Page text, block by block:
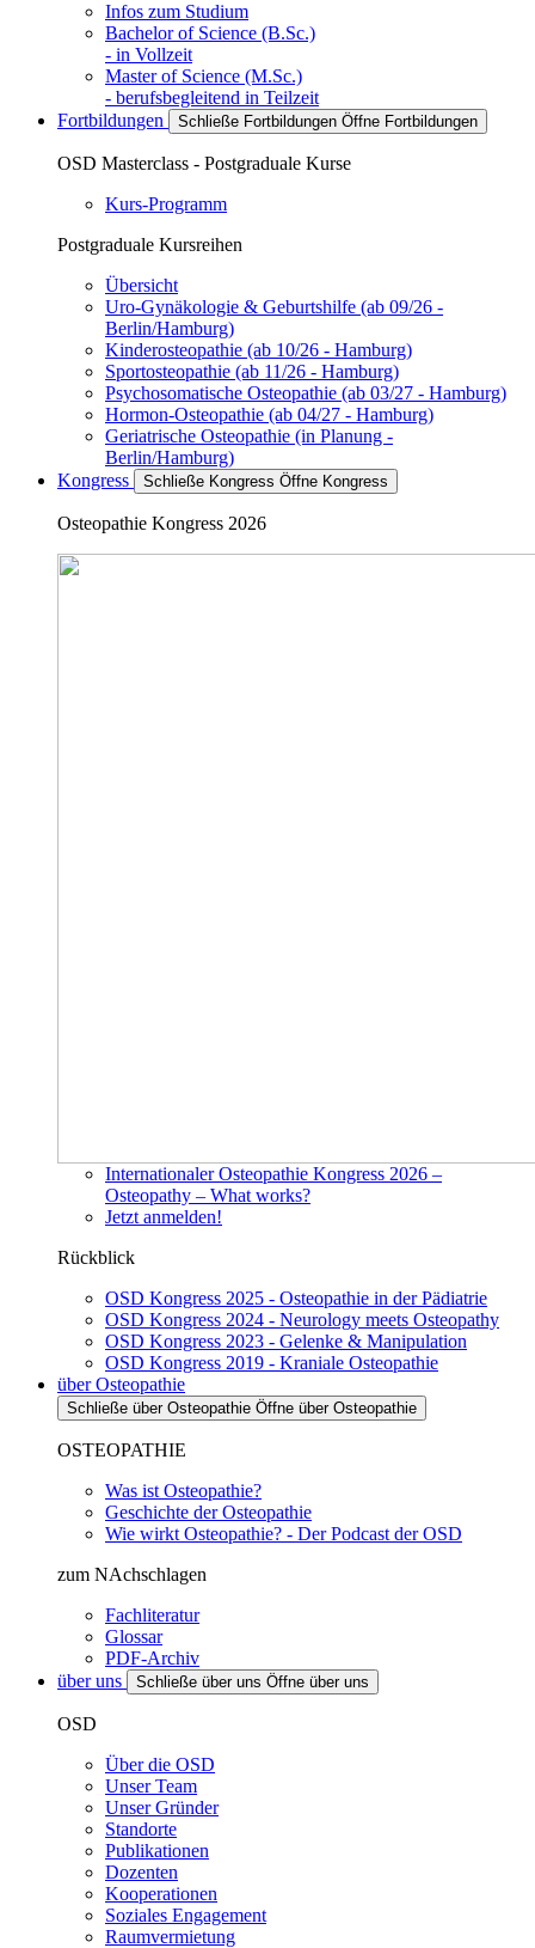
Infos zum Studium
Bachelor of Science (B.Sc.)
- in Vollzeit
Master of Science (M.Sc.)
- berufsbegleitend in Teilzeit
Fortbildungen
Schließe Fortbildungen Öffne Fortbildungen
OSD Masterclass - Postgraduale Kurse
Kurs-Programm
Postgraduale Kursreihen
Übersicht
Uro-Gynäkologie & Geburtshilfe (ab 09/26 -
Berlin/Hamburg)
Kinderosteopathie (ab 10/26 - Hamburg)
Sportosteopathie (ab 11/26 - Hamburg)
Psychosomatische Osteopathie (ab 03/27 - Hamburg)
Hormon-Osteopathie (ab 04/27 - Hamburg)
Geriatrische Osteopathie (in Planung -
Berlin/Hamburg)
Kongress
Schließe Kongress Öffne Kongress
Osteopathie Kongress 2026
Internationaler Osteopathie Kongress 2026 –
Osteopathy – What works?
Jetzt anmelden!
Rückblick
OSD Kongress 2025 - Osteopathie in der Pädiatrie
OSD Kongress 2024 - Neurology meets Osteopathy
OSD Kongress 2023 - Gelenke & Manipulation
OSD Kongress 2019 - Kraniale Osteopathie
über Osteopathie
Schließe über Osteopathie Öffne über Osteopathie
OSTEOPATHIE
Was ist Osteopathie?
Geschichte der Osteopathie
Wie wirkt Osteopathie? - Der Podcast der OSD
zum NAchschlagen
Fachliteratur
Glossar
PDF-Archiv
über uns
Schließe über uns Öffne über uns
OSD
Über die OSD
Unser Team
Unser Gründer
Standorte
Publikationen
Dozenten
Kooperationen
Soziales Engagement
Raumvermietung